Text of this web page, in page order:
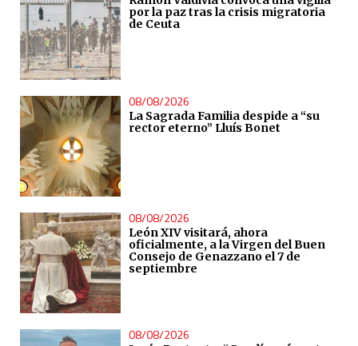
por la paz tras la crisis migratoria
de Ceuta
08/08/2026
La Sagrada Familia despide a “su
rector eterno” Lluís Bonet
08/08/2026
León XIV visitará, ahora
oficialmente, a la Virgen del Buen
Consejo de Genazzano el 7 de
septiembre
08/08/2026